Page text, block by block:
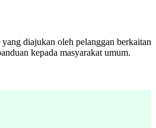
diajukan oleh pelanggan berkaitan
kepada masyarakat umum.